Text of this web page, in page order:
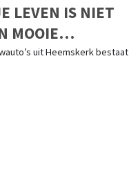
LEVEN IS NIET
MOOIE
uit Heemskerk bestaat